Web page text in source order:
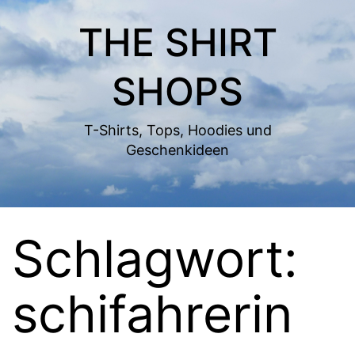
Zum
Inhalt
springen
THE SHIRT
SHOPS
T-Shirts, Tops, Hoodies und
Geschenkideen
Schlagwort:
schifahrerin